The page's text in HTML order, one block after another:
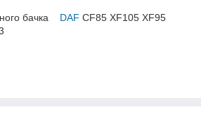
бачка DAF CF85 XF105 XF95